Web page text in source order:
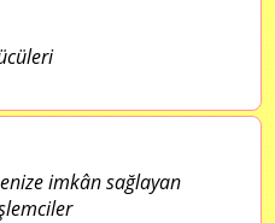
imkân sağlayan